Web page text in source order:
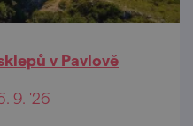
v Pavlově
9. '26